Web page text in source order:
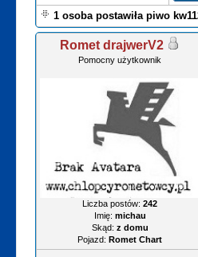
1 osoba postawiła piwo
Romet drajwerV2
Pomocny użytkownik
Liczba postów:242
Imię: michau
Skąd: z domu
Pojazd: Romet Chart